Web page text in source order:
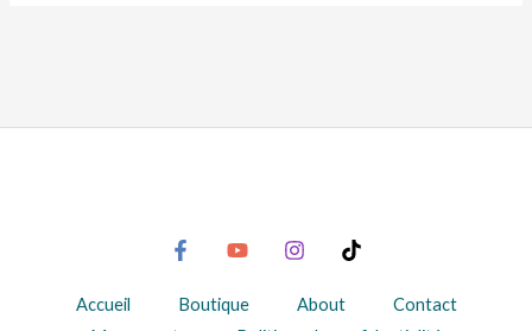
Accueil Boutique About
Contact